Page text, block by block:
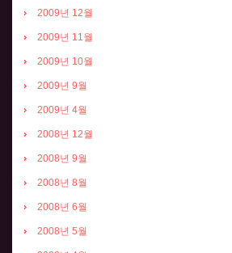
2009년 12월
2009년 11월
2009년 10월
2009년 9월
2009년 4월
2008년 12월
2008년 9월
2008년 8월
2008년 6월
2008년 5월